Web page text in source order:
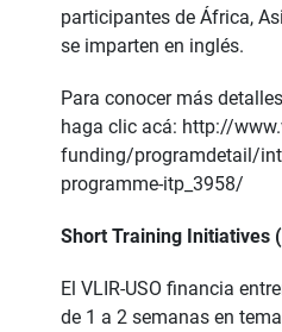
participantes de África,
se imparten en inglés.
Para conocer más
haga clic acá: http://
funding/programdetail/
programme-itp_3958/
Short Training Initiatives
El VLIR-USO financia
de 1 a 2 semanas en